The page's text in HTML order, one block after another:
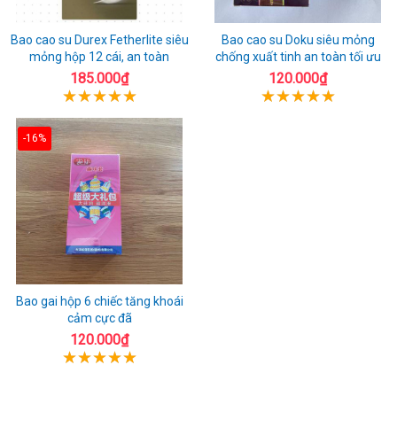
Bao cao su Durex Fetherlite siêu
mỏng hộp 12 cái, an toàn
185.000₫
Bao cao su Doku siêu mỏng
chống xuất tinh an toàn tối ưu
120.000₫
-16%
Bao gai hộp 6 chiếc tăng khoái
cảm cực đã
120.000₫